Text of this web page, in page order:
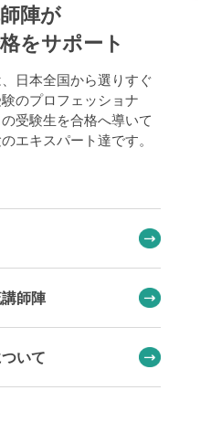
陣が
をサポート
日本全国から選りすぐ
のプロフェッショナ
受験生を合格へ導いて
エキスパート達です。
師陣
いて